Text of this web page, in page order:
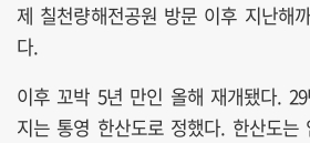
제 칠천량해전공원 방문 이후 지난해
다.
이후 꼬박 5년 만인 올해 재개됐다.
지는 통영 한산도로 정했다. 한산도